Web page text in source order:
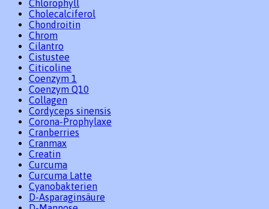
Chlorophyll
Cholecalciferol
Chondroitin
Chrom
Cilantro
Cistustee
Citicoline
Coenzym 1
Coenzym Q10
Collagen
Cordyceps sinensis
Corona-Prophylaxe
Cranberries
Cranmax
Creatin
Curcuma
Curcuma Latte
Cyanobakterien
D-Asparaginsäure